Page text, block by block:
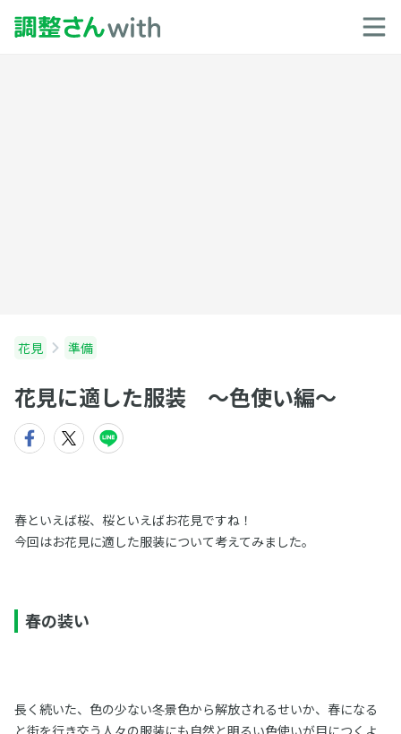
花見 準備
花見に適した服装 〜色使い編〜
春といえば桜、桜といえばお花見ですね！
今回はお花見に適した服装について考えてみました。
春の装い
長く続いた、色の少ない冬景色から解放されるせいか、春になる
と街を行き交う人々の服装にも自然と明るい色使いが目につくよ